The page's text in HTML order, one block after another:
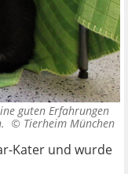
guten Erfahrungen
© Tierheim München
Kater und wurde